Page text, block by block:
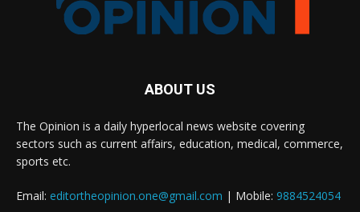
ABOUT US
The Opinion is a daily hyperlocal news website covering
sectors such as current affairs, education, medical, commerce,
sports etc.
Email: editortheopinion.one@gmail.com | Mobile: 9884524054